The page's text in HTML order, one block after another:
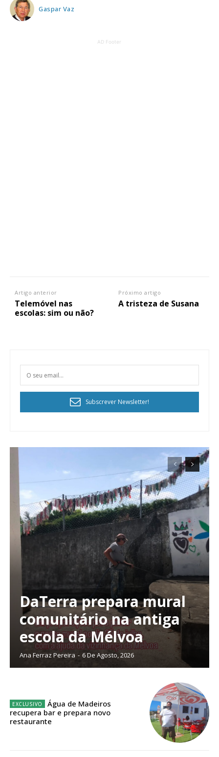
Planos de Assinatura
Faça-se assinante do Região de Cister e ajude-nos a manter este serviço
público!
Sendo assinante terá acesso a todos os conteúdos exclusivos e versões
Gaspar Vaz
AD Footer
Artigo anterior
Telemóvel nas
escolas: sim ou não?
Próximo artigo
A tristeza de Susana
Subscrever Newsletter!
DaTerra prepara mural
comunitário na antiga
escola da Mélvoa
Ana Ferraz Pereira - 6 De Agosto, 2026
Água de Madeiros
recupera bar e prepara novo
restaurante